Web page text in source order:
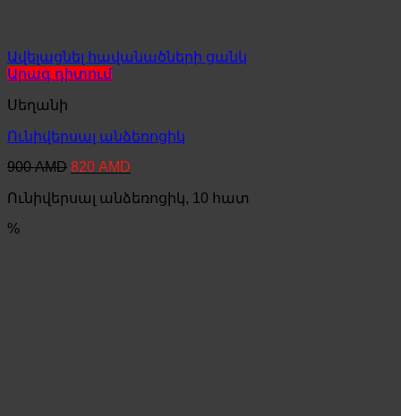
Ավելացնել հավանածների ցանկ
Արագ դիտում
Սեղանի
Ունիվերսալ անձեռոցիկ
900AMD Original
was:
820 AMD
is:
Ունիվերսալ անձեռոցիկ, 10 հատ
%